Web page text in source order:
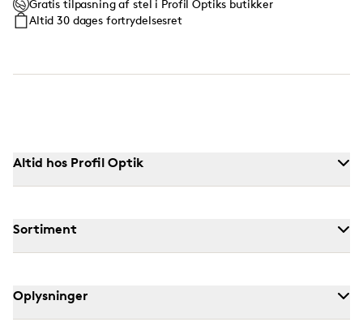
Gratis tilpasning af stel i Profil Optiks butikker
Altid 30 dages fortrydelsesret
Altid hos Profil Optik
Sortiment
Oplysninger